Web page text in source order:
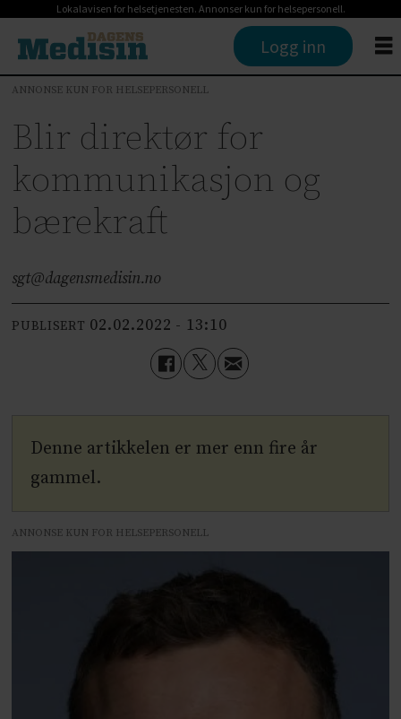
Lokalavisen for helsetjenesten. Annonser kun for helsepersonell.
Logg inn
ANNONSE KUN FOR HELSEPERSONELL
Blir direktør for
kommunikasjon og
bærekraft
sgt@dagensmedisin.no
PUBLISERT 02.02.2022 - 13:10
Denne artikkelen er mer enn fire år
gammel.
ANNONSE KUN FOR HELSEPERSONELL